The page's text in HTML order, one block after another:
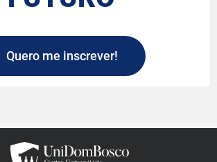
Quero me inscrever!